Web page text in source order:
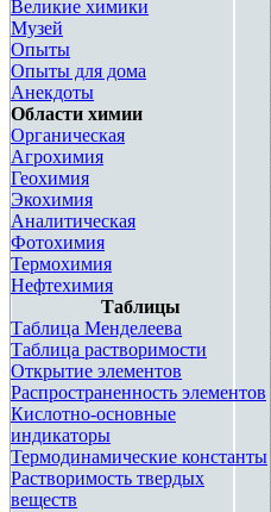
Великие химики
Музей
Опыты
Опыты для дома
Анекдоты
Области химии
Органическая
Агрохимия
Геохимия
Экохимия
Аналитическая
Фотохимия
Термохимия
Нефтехимия
Таблицы
Таблица Менделеева
Таблица растворимости
Открытие элементов
Распространенность элементов
Кислотно-основные
индикаторы
Термодинамические константы
Растворимость твердых
веществ